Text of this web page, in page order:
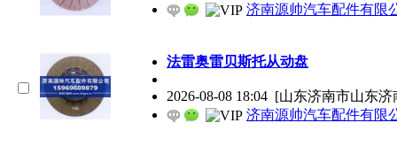
济南源帅汽车配件有限
法雷奥雷贝斯托从动盘
2026-08-08 18:04 [山东济南市山东
济南源帅汽车配件有限